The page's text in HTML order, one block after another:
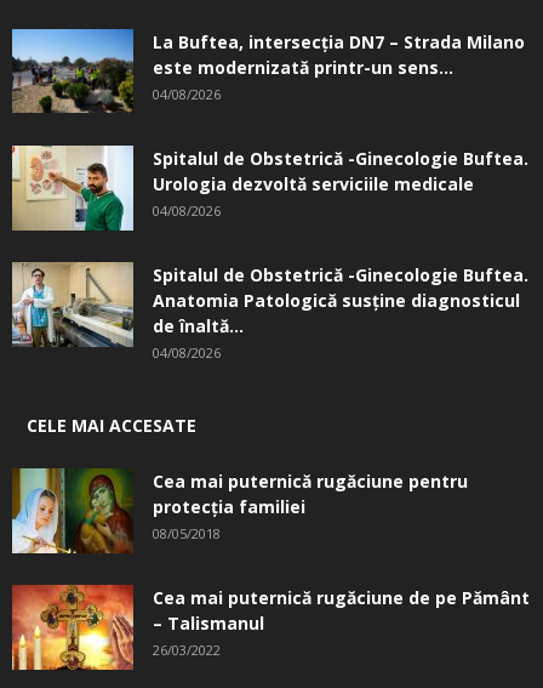
La Buftea, intersecţia DN7 – Strada Milano
este modernizată printr-un sens...
04/08/2026
Spitalul de Obstetrică -Ginecologie Buftea.
Urologia dezvoltă serviciile medicale
04/08/2026
Spitalul de Obstetrică -Ginecologie Buftea.
Anatomia Patologică susţine diagnosticul
de înaltă...
04/08/2026
CELE MAI ACCESATE
Cea mai puternică rugăciune pentru
protecția familiei
08/05/2018
Cea mai puternică rugăciune de pe Pământ
– Talismanul
26/03/2022